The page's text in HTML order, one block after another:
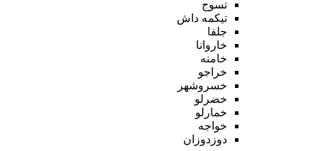
تسوج
تیکمه داش
جلفا
خاروانا
خامنه
خراجو
خسروشهر
خضرلو
خمارلو
خواجه
دوزدوزان